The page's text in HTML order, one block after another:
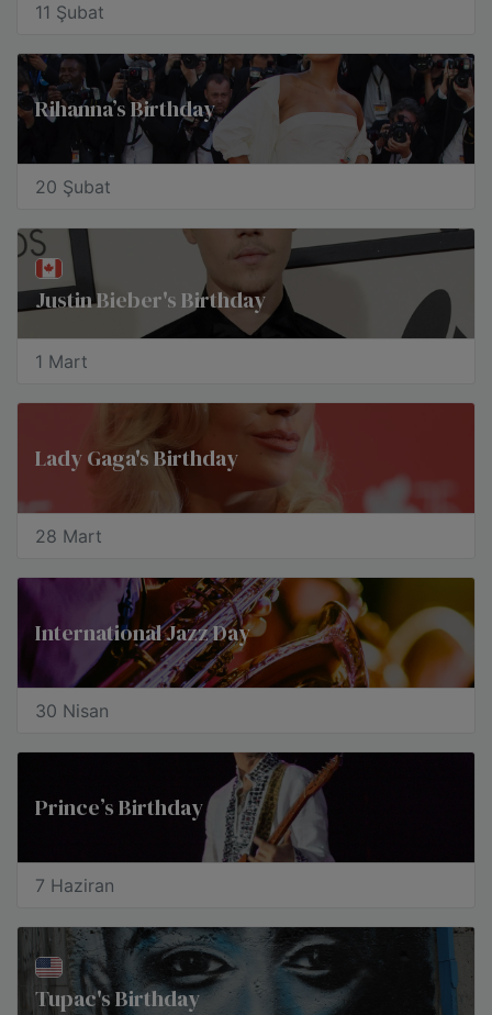
11 Şubat
Rihanna’s Birthday
20 Şubat
Justin Bieber's Birthday
1 Mart
Lady Gaga's Birthday
28 Mart
International Jazz Day
30 Nisan
Prince’s Birthday
7 Haziran
Tupac's Birthday